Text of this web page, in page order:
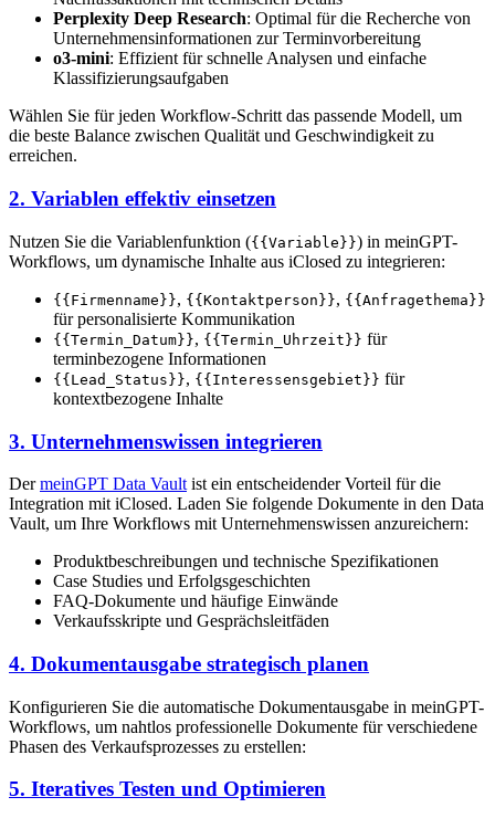
Perplexity Deep Research: Optimal für die Recherche von
Unternehmensinformationen zur Terminvorbereitung
o3-mini: Effizient für schnelle Analysen und einfache
Klassifizierungsaufgaben
Wählen Sie für jeden Workflow-Schritt das passende Modell, um
die beste Balance zwischen Qualität und Geschwindigkeit zu
erreichen.
2. Variablen effektiv einsetzen
Nutzen Sie die Variablenfunktion ({{Variable}}) in meinGPT-
Workflows, um dynamische Inhalte aus iClosed zu integrieren:
{{Firmenname}}, {{Kontaktperson}}, {{Anfragethema}}
für personalisierte Kommunikation
{{Termin_Datum}}, {{Termin_Uhrzeit}} für
terminbezogene Informationen
{{Lead_Status}}, {{Interessensgebiet}} für
kontextbezogene Inhalte
3. Unternehmenswissen integrieren
DermeinGPT Data Vault ist ein entscheidender Vorteil für die
Integration mit iClosed. Laden Sie folgende Dokumente in den Data
Vault, um Ihre Workflows mit Unternehmenswissen anzureichern:
Produktbeschreibungen und technische Spezifikationen
Case Studies und Erfolgsgeschichten
FAQ-Dokumente und häufige Einwände
Verkaufsskripte und Gesprächsleitfäden
4. Dokumentausgabe strategisch planen
Konfigurieren Sie die automatische Dokumentausgabe in meinGPT-
Workflows, um nahtlos professionelle Dokumente für verschiedene
Phasen des Verkaufsprozesses zu erstellen:
5. Iteratives Testen und Optimieren